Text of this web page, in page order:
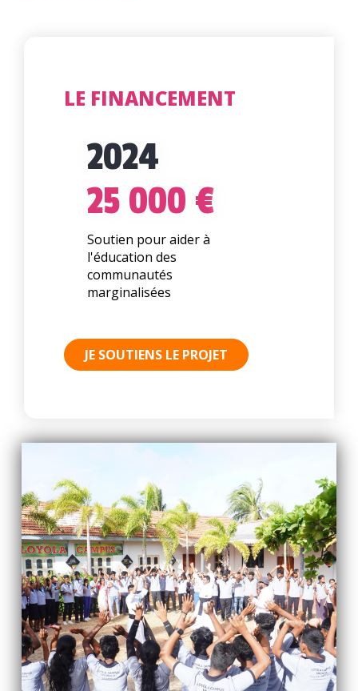
LE FINANCEMENT
2024
25 000 €
Soutien pour aider à
l'éducation des
communautés
marginalisées
JE SOUTIENS LE PROJET